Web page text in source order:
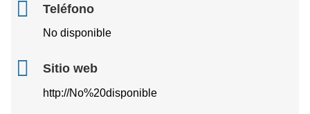
Teléfono
No disponible
Sitio web
http://No%20disponible